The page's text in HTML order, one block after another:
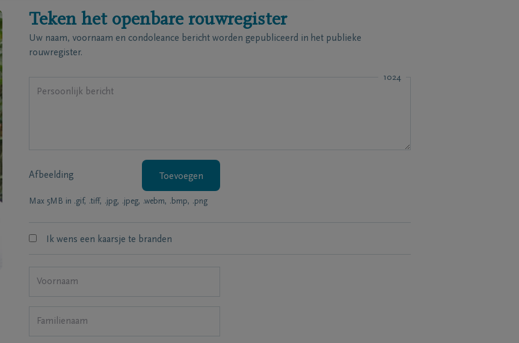
Teken het openbare rouwregister
Uw naam, voornaam en condoleance bericht worden gepubliceerd in het publieke
rouwregister.
1024
Afbeelding Toevoegen
Max 5MB in .gif, .tiff, .jpg, .jpeg, .webm, .bmp, .png
Ik wens een kaarsje te branden